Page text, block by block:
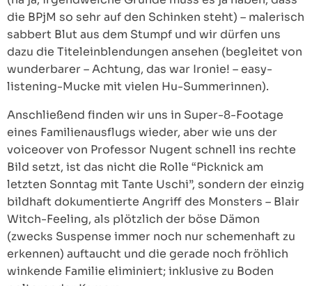
die BPjM so sehr auf den Schinken steht) – malerisch
sabbert Blut aus dem Stumpf und wir dürfen uns
dazu die Titeleinblendungen ansehen (begleitet von
wunderbarer – Achtung, das war Ironie! – easy-
listening-Mucke mit vielen Hu-Summerinnen).
Anschließend finden wir uns in Super-8-Footage
eines Familienausflugs wieder, aber wie uns der
voiceover von Professor Nugent schnell ins rechte
Bild setzt, ist das nicht die Rolle “Picknick am
letzten Sonntag mit Tante Uschi”, sondern der einzig
bildhaft dokumentierte Angriff des Monsters – Blair
Witch-Feeling, als plötzlich der böse Dämon
(zwecks Suspense immer noch nur schemenhaft zu
erkennen) auftaucht und die gerade noch fröhlich
winkende Familie eliminiert; inklusive zu Boden